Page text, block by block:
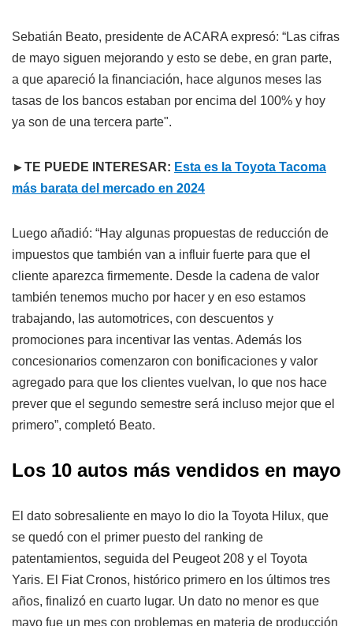
Sebatián Beato, presidente de ACARA expresó: “Las cifras
de mayo siguen mejorando y esto se debe, en gran parte,
a que apareció la financiación, hace algunos meses las
tasas de los bancos estaban por encima del 100% y hoy
ya son de una tercera parte".
►TE PUEDE INTERESAR: Esta es la Toyota Tacoma
más barata del mercado en 2024
Luego añadió: “Hay algunas propuestas de reducción de
impuestos que también van a influir fuerte para que el
cliente aparezca firmemente. Desde la cadena de valor
también tenemos mucho por hacer y en eso estamos
trabajando, las automotrices, con descuentos y
promociones para incentivar las ventas. Además los
concesionarios comenzaron con bonificaciones y valor
agregado para que los clientes vuelvan, lo que nos hace
prever que el segundo semestre será incluso mejor que el
primero”, completó Beato.
Los 10 autos más vendidos en mayo
El dato sobresaliente en mayo lo dio la Toyota Hilux, que
se quedó con el primer puesto del ranking de
patentamientos, seguida del Peugeot 208 y el Toyota
Yaris. El Fiat Cronos, histórico primero en los últimos tres
años, finalizó en cuarto lugar. Un dato no menor es que
mayo fue un mes con problemas en materia de producción